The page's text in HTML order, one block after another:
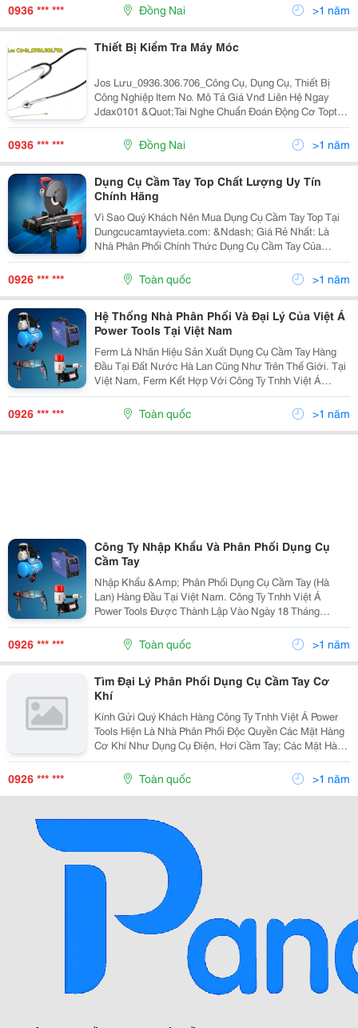
0936 *** *** Đồng Nai >1 năm
Thiết Bị Kiểm Tra Máy Móc
Jos Lưu_0936.306.706_Công Cụ, Dụng Cụ, Thiết Bị
Công Nghiệp Item No. Mô Tả Giá Vnđ Liên Hệ Ngay
Jdax0101 &Quot;Tai Nghe Chuẩn Đoán Động Cơ Toptul
Jdax0101 Mechanic''s Stethoscope&Quot; 518,300
0936 *** *** Đồng Nai >1 năm
Dụng Cụ Cầm Tay Top Chất Lượng Uy Tín
Chính Hãng
Vì Sao Quý Khách Nên Mua Dụng Cụ Cầm Tay Top Tại
Dungcucamtayvieta.com: &Ndash; Giá Rẻ Nhất: Là
Nhà Phân Phối Chính Thức Dụng Cụ Cầm Tay Của
Thương Hiệu Uy Tín Top, Kết Nối Tiêu Dùng Luôn Có
Mức Chiết Khấu Tốt Nhất Cho Quý Khách. &Ndash;
Giao Hàng
0926 *** *** Toàn quốc >1 năm
Hệ Thống Nhà Phân Phối Và Đại Lý Của Việt Á
Power Tools Tại Việt Nam
Ferm Là Nhãn Hiệu Sản Xuất Dụng Cụ Cầm Tay Hàng
Đầu Tại Đất Nước Hà Lan Cũng Như Trên Thế Giới. Tại
Việt Nam, Ferm Kết Hợp Với Công Ty Tnhh Việt Á
Power Tools , Với Tên Gọi Là Việt Á Power Tools. Công
Ty Tnhh Việt Á Power Tools Là Công Ty Chuy
0926 *** *** Toàn quốc >1 năm
Công Ty Nhập Khẩu Và Phân Phối Dụng Cụ
Cầm Tay
Nhập Khẩu &Amp; Phân Phối Dụng Cụ Cầm Tay (Hà
Lan) Hàng Đầu Tại Việt Nam. Công Ty Tnhh Việt Á
Power Tools Được Thành Lập Vào Ngày 18 Tháng
01Năm 2013 Theo Gpkd Số 0312129471 Do Sở Kh
&Amp; Đt Thành Phố Hồ Chí Minh Cấp. Công Ty Tnhh
0926 *** *** Toàn quốc >1 năm
Tìm Đại Lý Phân Phối Dụng Cụ Cầm Tay Cơ
Khí
Kính Gửi Quý Khách Hàng Công Ty Tnhh Việt Á Power
Tools Hiện Là Nhà Phân Phối Độc Quyền Các Mặt Hàng
Cơ Khí Như Dụng Cụ Điện, Hơi Cầm Tay; Các Mặt Hàng
Cơ Khí Sử Dụng Cho Ngành Công Nghiệp Gỗ, &Hellip;
Với Các Nhãn Hiệu Uy Tín Như Ferm, Ken, Kesten,
0926 *** *** Toàn quốc >1 năm